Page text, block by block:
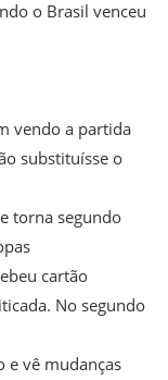
o Brasil venceu
vendo a partida
substituísse o
torna segundo
cartão
No segundo
e vê mudanças